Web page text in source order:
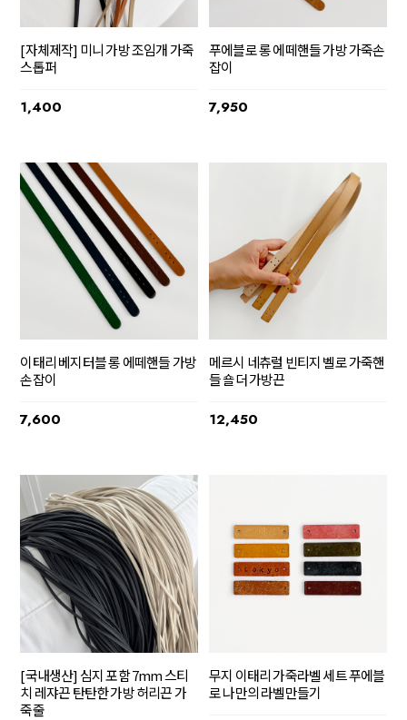
[자체제작] 미니 가방 조임개 가죽
스톱퍼
1,400
푸에블로 롱 에떼핸들 가방 가죽손
잡이
7,950
이태리 베지터블 롱 에떼핸들 가방
손잡이
7,600
메르시 네츄럴 빈티지 벨로 가죽핸
들 숄더 가방끈
12,450
[국내생산] 심지 포함 7mm 스티
치 레쟈끈 탄탄한 가방 허리끈 가
죽줄
무지 이태리 가죽라벨 세트 푸에블
로 나만의 라벨만들기